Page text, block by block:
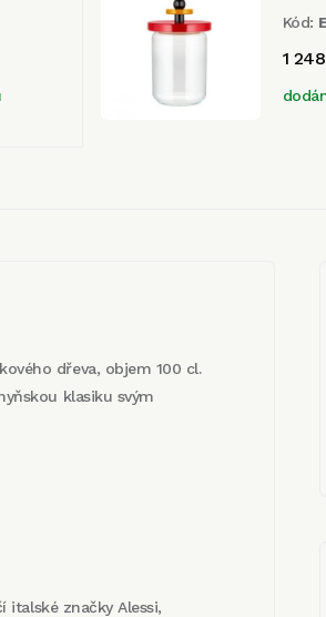
Kód:
1
dřeva, objem 100 cl.
klasiku svým
italské značky Alessi,